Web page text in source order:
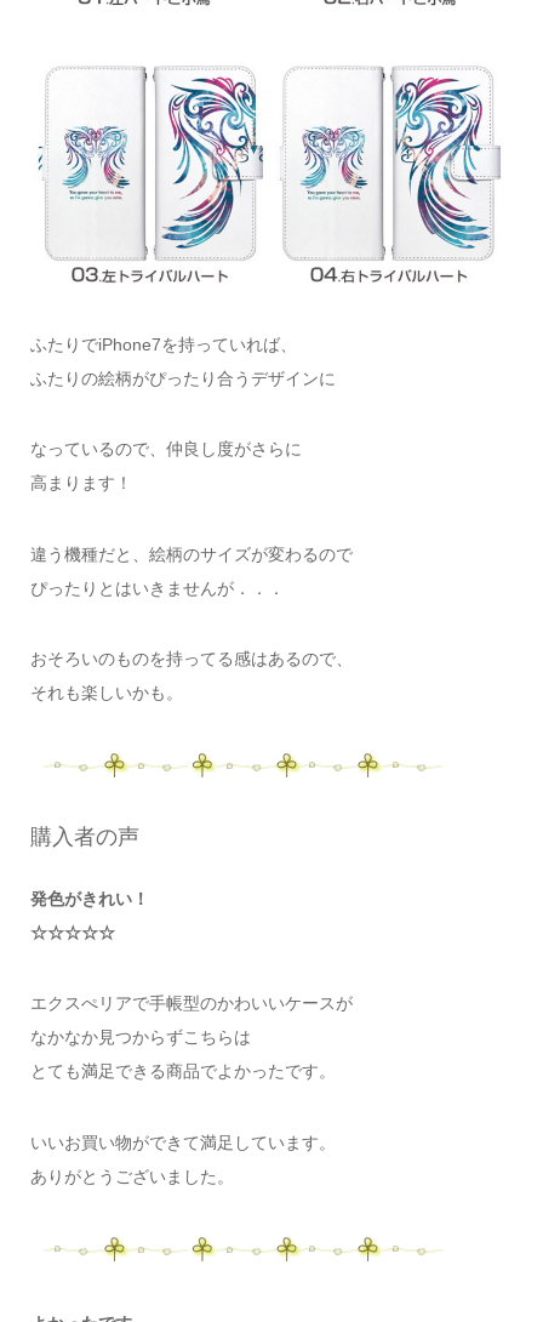
ふたりでiPhone7を持っていれば、
ふたりの絵柄がぴったり合うデザインに
なっているので、仲良し度がさらに
高まります！
違う機種だと、絵柄のサイズが変わるので
ぴったりとはいきませんが．．．
おそろいのものを持ってる感はあるので、
それも楽しいかも。
購入者の声
発色がきれい！
☆☆☆☆☆
エクスぺリアで手帳型のかわいいケースが
なかなか見つからずこちらは
とても満足できる商品でよかったです。
いいお買い物ができて満足しています。
ありがとうございました。